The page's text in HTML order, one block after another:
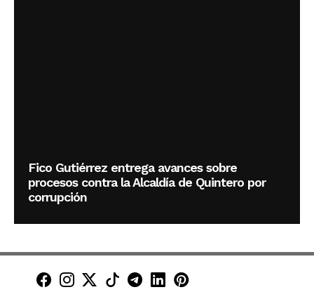
Fico Gutiérrez entrega avances sobre
procesos contra la Alcaldía de Quintero por
corrupción
Minuto30 en Facebook
Minuto30 en Instagram
Minuto30 en X (Twitter)
Minuto30 en TikTok
Canal de Minuto30 en
Minuto30 en LinkedIn
Minuto30 en